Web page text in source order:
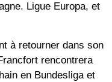
Ligue Europa, et
à retourner dans son
rencontrera
en Bundesliga et